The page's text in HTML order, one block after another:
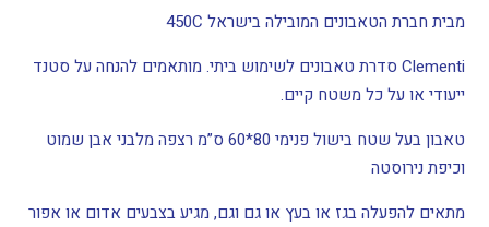
מבית חברת הטאבונים המובילה בישראל 450C
Clementi סדרת טאבונים לשימוש ביתי. מותאמים להנחה על סטנד
ייעודי או על כל משטח קיים.
טאבון בעל שטח בישול פנימי 80*60 ס”מ רצפה מלבני אבן שמוט
וכיפת נירוסטה
מתאים להפעלה בגז או בעץ או גם וגם, מגיע בצבעים אדום או אפור